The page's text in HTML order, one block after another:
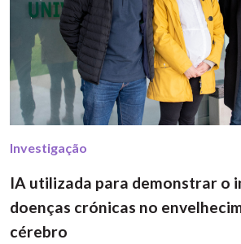
Investigação
IA utilizada para demonstrar o
doenças crónicas no
cérebro